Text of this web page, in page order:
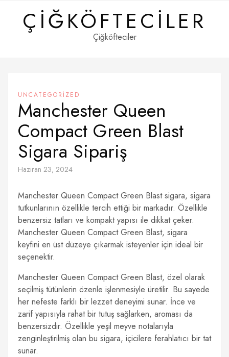
ÇIĞKÖFTECILER
Çiğköfteciler
UNCATEGORIZED
Manchester Queen
Compact Green Blast
Sigara Sipariş
Haziran 23, 2024
Manchester Queen Compact Green Blast sigara, sigara
tutkunlarının özellikle tercih ettiği bir markadır. Özellikle
benzersiz tatları ve kompakt yapısı ile dikkat çeker.
Manchester Queen Compact Green Blast, sigara
keyfini en üst düzeye çıkarmak isteyenler için ideal bir
seçenektir.
Manchester Queen Compact Green Blast, özel olarak
seçilmiş tütünlerin özenle işlenmesiyle üretilir. Bu sayede
her nefeste farklı bir lezzet deneyimi sunar. İnce ve
zarif yapısıyla rahat bir tutuş sağlarken, aroması da
benzersizdir. Özellikle yeşil meyve notalarıyla
zenginleştirilmiş olan bu sigara, içicilere ferahlatıcı bir tat
sunar.